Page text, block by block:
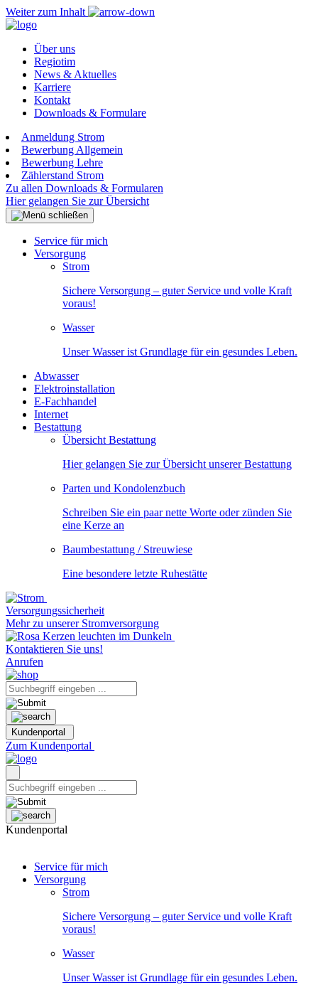
Weiter zum Inhalt
Über uns
Regiotim
News & Aktuelles
Karriere
Kontakt
Downloads & Formulare
Anmeldung Strom
Bewerbung Allgemein
Bewerbung Lehre
Zählerstand Strom
Zu allen Downloads & Formularen
Hier gelangen Sie zur Übersicht
Service für mich
Versorgung
Strom
Sichere Versorgung – guter Service und volle Kraft
voraus!
Wasser
Unser Wasser ist Grundlage für ein gesundes Leben.
Abwasser
Elektroinstallation
E-Fachhandel
Internet
Bestattung
Übersicht Bestattung
Hier gelangen Sie zur Übersicht unserer Bestattung
Parten und Kondolenzbuch
Schreiben Sie ein paar nette Worte oder zünden Sie
eine Kerze an
Baumbestattung / Streuwiese
Eine besondere letzte Ruhestätte
Versorgungssicherheit
Mehr zu unserer Stromversorgung
Kontaktieren Sie uns!
Anrufen
Kundenportal
Zum Kundenportal
Kundenportal
Service für mich
Versorgung
Strom
Sichere Versorgung – guter Service und volle Kraft
voraus!
Wasser
Unser Wasser ist Grundlage für ein gesundes Leben.